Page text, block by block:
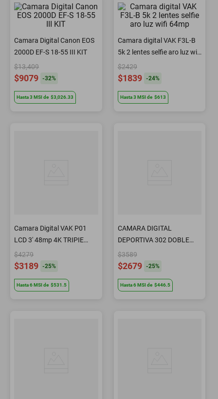
Camara Digital Canon EOS
2000D EF-S 18-55 III KIT
$13,409
$9079 -32%
Hasta3 MSIde $3,026.33
Camara digital VAK F3L-B
5k 2 lentes selfie aro luz wifi
64mp
$2429
$1839 -24%
Hasta3 MSIde $613
Camara Digital VAK P01
LCD 3' 48mp 4K TRIPIE
CONTROL MICROFONO
$4279
$3189 -25%
Hasta6 MSIde $531.5
CAMARA DIGITAL
DEPORTIVA 302 DOBLE
PANTALLA MICROFONO
5K WIFI c AGUA
$3589
$2679 -25%
Hasta6MSI de $446.5